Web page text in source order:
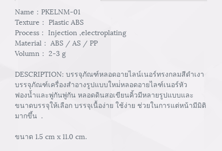
Name：PKELNM-01
Texture： Plastic ABS
Process： Injection ,electroplating
Material： ABS / AS / PP
Volumn： 2-3 g
DESCRIPTION: บรรจุภัณฑ์หลอดอายไลน์เนอร์ทรงกลมสีดำเงา
บรรจุภัณฑ์เครื่องสำอางรูปแบบใหม่่หลอดอายไลฑ์เนอร์หัว
ฟองน้ำและพู่กันพู่กัน หลอดดินสอเขียนคิ้วมีหลายรูปแบบและ
ขนาดบรรจุให้เลือก บรรจุเนื้อง่าย ใช้ง่าย ช่วยในการแต่หน้ามีมิติ
มากขึ้น .
ขนาด 1.5 cm x 11.0 cm.